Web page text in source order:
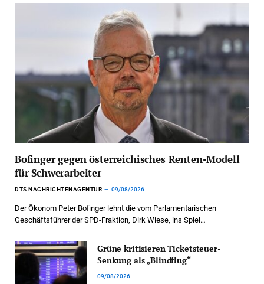
Bofinger gegen österreichisches Renten-Modell
für Schwerarbeiter
DTS NACHRICHTENAGENTUR 09/08/2026
Der Ökonom Peter Bofinger lehnt die vom Parlamentarischen
Geschäftsführer der SPD-Fraktion, Dirk Wiese, ins Spiel…
Grüne kritisieren Ticketsteuer-
Senkung als „Blindflug“
09/08/2026